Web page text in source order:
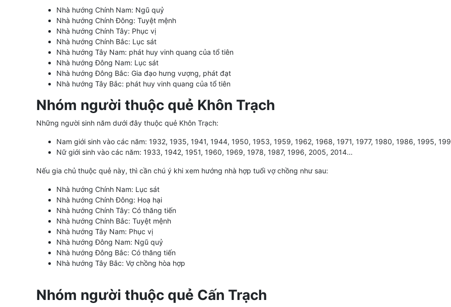
Nhà hướng Chính Nam: Ngũ quỷ
Nhà hướng Chính Đông: Tuyệt mệnh
Nhà hướng Chính Tây: Phục vị
Nhà hướng Chính Bắc: Lục sát
Nhà hướng Tây Nam: phát huy vinh quang của tổ tiên
Nhà hướng Đông Nam: Lục sát
Nhà hướng Đông Bắc: Gia đạo hưng vượng, phát đạt
Nhà hướng Tây Bắc: phát huy vinh quang của tổ tiên
Nhóm người thuộc quẻ Khôn Trạch
Những người sinh năm dưới đây thuộc quẻ Khôn Trạch:
Nam giới sinh vào các năm: 1932, 1935, 1941, 1944, 1950, 1953, 1959, 1962, 1968, 1971, 1977, 1980, 1986, 1995,
Nữ giới sinh vào các năm: 1933, 1942, 1951, 1960, 1969, 1978, 1987, 1996, 2005, 2014…
Nếu gia chủ thuộc quẻ này, thì cần chú ý khi xem hướng nhà hợp tuổi vợ chồng như sau:
Nhà hướng Chính Nam: Lục sát
Nhà hướng Chính Đông: Hoạ hại
Nhà hướng Chính Tây: Có thăng tiến
Nhà hướng Chính Bắc: Tuyệt mệnh
Nhà hướng Tây Nam: Phục vị
Nhà hướng Đông Nam: Ngũ quỷ
Nhà hướng Đông Bắc: Có thăng tiến
Nhà hướng Tây Bắc: Vợ chồng hòa hợp
Nhóm người thuộc quẻ Cấn Trạch